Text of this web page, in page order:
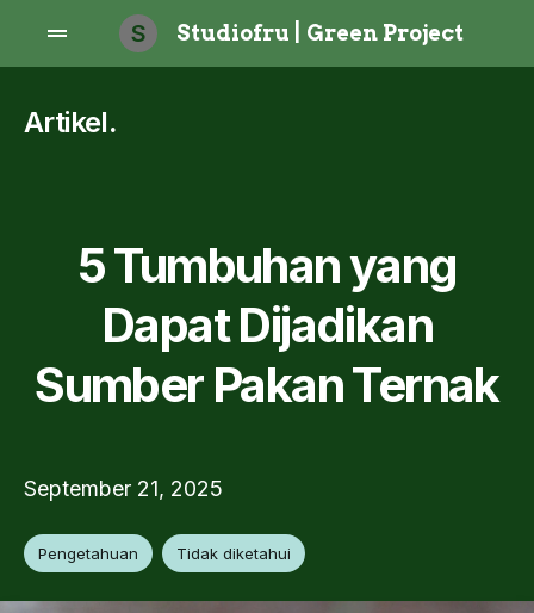
S Studiofru | Green Project
Artikel.
5 Tumbuhan yang
Dapat Dijadikan
Sumber Pakan Ternak
September 21, 2025
Pengetahuan Tidak diketahui